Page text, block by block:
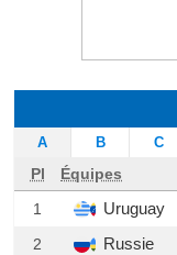
A B C
Pl Équipes
1
Uruguay
2
Russie